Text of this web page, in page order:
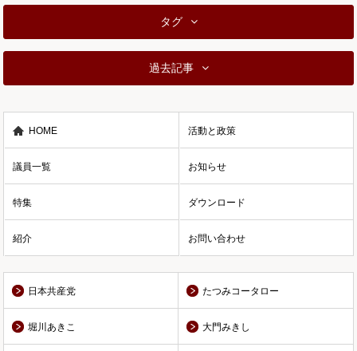
タグ
過去記事
HOME 活動と政策
議員一覧 お知らせ
特集 ダウンロード
紹介 お問い合わせ
日本共産党 たつみコータロー
堀川あきこ 大門みきし